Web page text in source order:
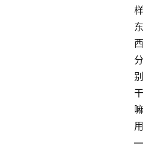
样
东
西
分
别
干
嘛
用
—